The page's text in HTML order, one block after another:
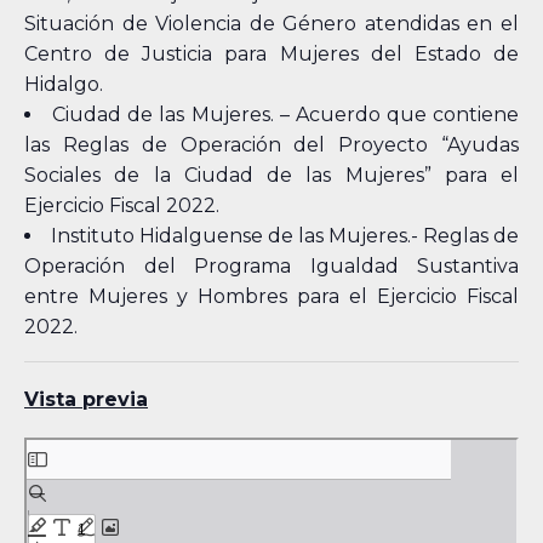
Situación de Violencia de Género atendidas en el
Centro de Justicia para Mujeres del Estado de
Hidalgo.
Ciudad de las Mujeres. – Acuerdo que contiene
las Reglas de Operación del Proyecto “Ayudas
Sociales de la Ciudad de las Mujeres” para el
Ejercicio Fiscal 2022.
Instituto Hidalguense de las Mujeres.- Reglas de
Operación del Programa Igualdad Sustantiva
entre Mujeres y Hombres para el Ejercicio Fiscal
2022.
Vista previa
Skip
to
PDF